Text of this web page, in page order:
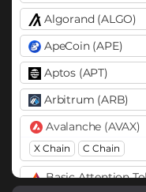
Algorand (ALGO)
ApeCoin (APE)
Aptos (APT)
Arbitrum (ARB)
Avalanche (AVAX)
X Chain C Chain
Basic Attention